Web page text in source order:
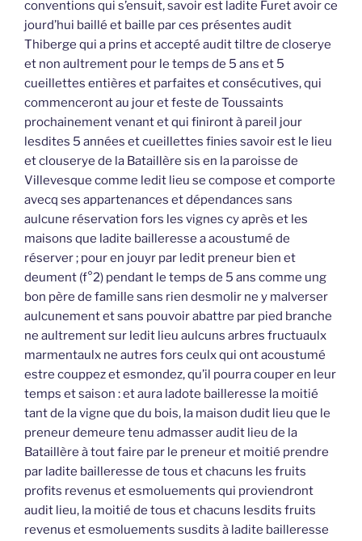
conventions qui s’ensuit, savoir est ladite Furet avoir ce
jourd’hui baillé et baille par ces présentes audit
Thiberge qui a prins et accepté audit tiltre de closerye
et non aultrement pour le temps de 5 ans et 5
cueillettes entières et parfaites et consécutives, qui
commenceront au jour et feste de Toussaints
prochainement venant et qui finiront à pareil jour
lesdites 5 années et cueillettes finies savoir est le lieu
et clouserye de la Bataillère sis en la paroisse de
Villevesque comme ledit lieu se compose et comporte
avecq ses appartenances et dépendances sans
aulcune réservation fors les vignes cy après et les
maisons que ladite bailleresse a acoustumé de
réserver ; pour en jouyr par ledit preneur bien et
deument (f°2) pendant le temps de 5 ans comme ung
bon père de famille sans rien desmolir ne y malverser
aulcunement et sans pouvoir abattre par pied branche
ne aultrement sur ledit lieu aulcuns arbres fructuaulx
marmentaulx ne autres fors ceulx qui ont acoustumé
estre couppez et esmondez, qu’il pourra couper en leur
temps et saison : et aura ladote bailleresse la moitié
tant de la vigne que du bois, la maison dudit lieu que le
preneur demeure tenu admasser audit lieu de la
Bataillère à tout faire par le preneur et moitié prendre
par ladite bailleresse de tous et chacuns les fruits
profits revenus et esmoluements qui proviendront
audit lieu, la moitié de tous et chacuns lesdits fruits
revenus et esmoluements susdits à ladite bailleresse